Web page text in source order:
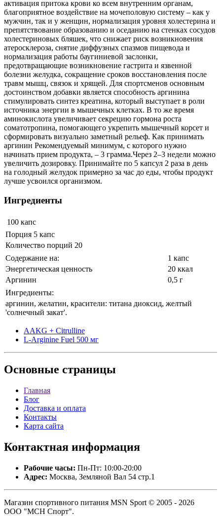
активация притока крови ко всем внутренним органам,
благоприятное воздействие на мочеполовую систему – как у
мужчин, так и у женщин, нормализация уровня холестерина и
препятствование образованию и оседанию на стенках сосудов
холестериновых бляшек, что снижает риск возникновения
атеросклероза, снятие диффузных спазмов пищевода и
нормализация работы баугиниевой заслонки,
предотвращающие возникновение гастрита и язвенной
болезни желудка, сокращение сроков восстановления после
травм мышц, связок и хрящей. Для спортсменов основным
достоинством добавки является способность аргинина
стимулировать синтез креатина, который выступает в роли
источника энергии в мышечных клетках. В то же время
аминокислота увеличивает секрецию гормона роста
соматотропина, помогающего укрепить мышечный корсет и
сформировать визуально заметный рельеф. Как принимать
аргинин Рекомендуемый минимум, с которого нужно
начинать прием продукта, – 3 грамма.Через 2–3 недели можно
увеличить дозировку. Принимайте по 5 капсул 2 раза в день
на голодный желудок примерно за час до еды, чтобы продукт
лучше усвоился организмом.
Ингредиенты
100 капс
Порция 5 капс
Количество порций 20
Содержание на:
1 капс
Энергетическая ценность
20 ккал
Аргинин
0,5 г
Ингредиенты:
аргинин, желатин, красители: титана диоксид, желтый
'солнечный закат'.
AAKG + Citrulline
L-Arginine Fuel 500 мг
Основные страницы
Главная
Блог
Доставка и оплата
Контакты
Карта сайта
Контактная информация
Рабочие часы: Пн-Пт: 10:00-20:00
Адрес: Москва, Земляной Вал 54 стр.1
Магазин спортивного питания MSN Sport © 2005 - 2026
ООО "МСН Спорт".